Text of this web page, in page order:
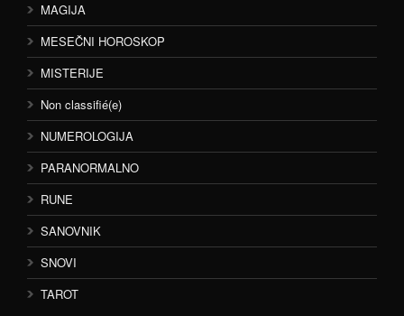
MAGIJA
MESEČNI HOROSKOP
MISTERIJE
Non classifié(e)
NUMEROLOGIJA
PARANORMALNO
RUNE
SANOVNIK
SNOVI
TAROT